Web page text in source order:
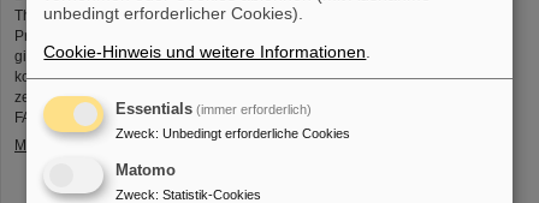
Thesis Award“ für herausragende Promotionsarbeiten ausgezeichnet. Die
Preise wurden während des CBM-Kollaborationsmeetings verliehen und
gingen an Dr. Vikas Singhal und Dr. Marcel Bajdel. Das CBM-Experiment für
komprimierte Kernmaterie (Compressed Baryonic Matter) ist eine der
zentralen Forschungssäulen des internationalen Beschleunigerzentrums
FAIR, das derzeit bei GSI entsteht.
Mehr »
unbedingt erforderlicher Cookies).
Cookie-Hinweis und weitere Informationen
Essentials (immer erforderlich)
Zweck: Unbedingt erforderliche Cookies
Matomo
Zweck: Statistik-Cookies